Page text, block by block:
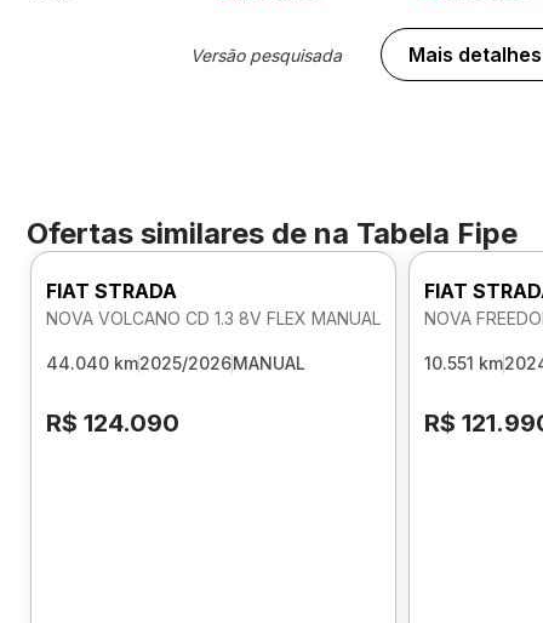
Versão pesquisada Mais detalhes
Ofertas similares de na Tabela Fipe
FIAT STRADA
NOVA VOLCANO CD 1.3 8V FLEX MANUAL
44.040 km2025/2026MANUAL
R$ 124.090
FIAT
NOVA
10.551 km
R$